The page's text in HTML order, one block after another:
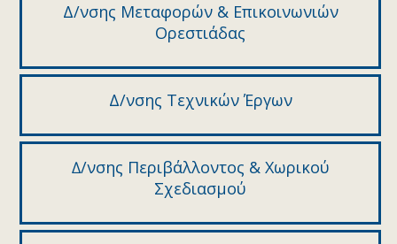
Δ/νσης Μεταφορών & Επικοινωνιών
Ορεστιάδας
Δ/νσης Τεχνικών Έργων
∆/νσης Περιβάλλοντος & Χωρικού
Σχεδιασµού